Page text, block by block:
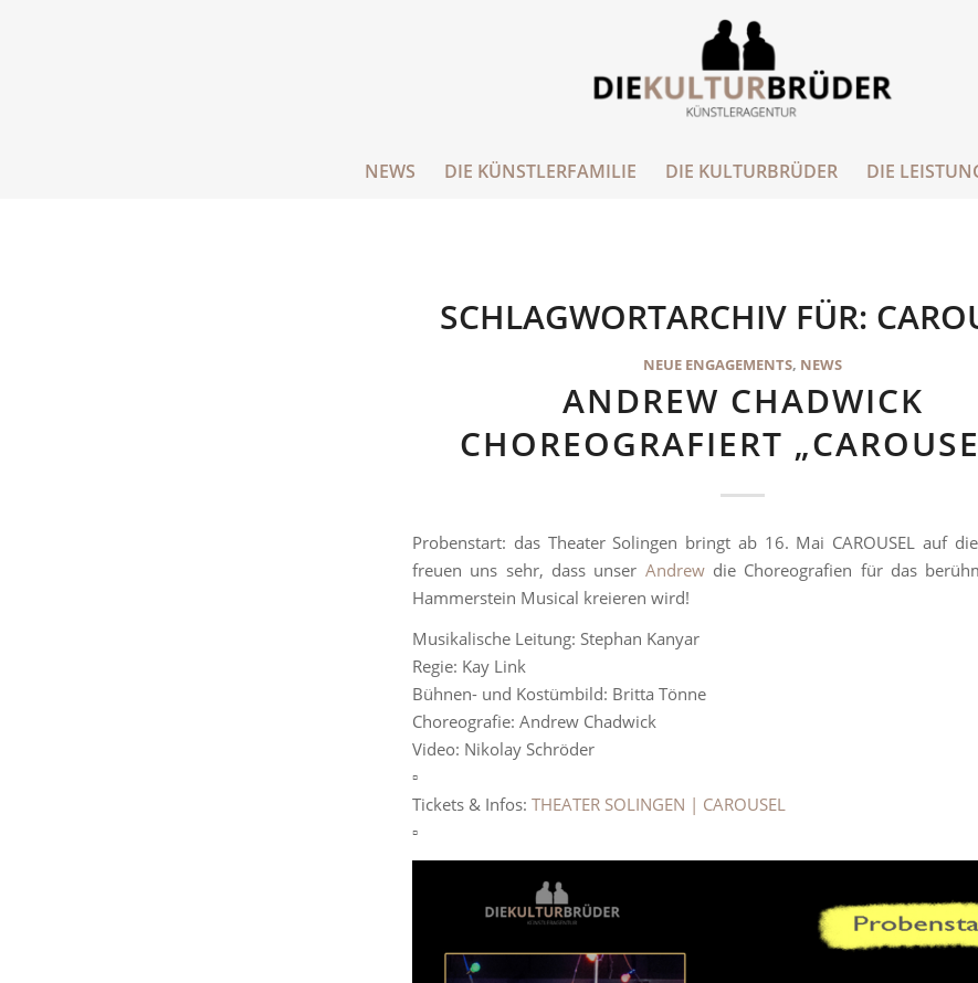
NEWS DIE KÜNSTLERFAMILIE DIE KULTURBRÜDER DIE
SCHLAGWORTARCHIV FÜR:
NEUE ENGAGEMENTS, NEWS
ANDREW CHADWICK
CHOREOGRAFIERT
Probenstart: das Theater Solingen bringt ab 16. Mai CAROUSEL auf
freuen uns sehr, dass unser Andrewdie Choreografien für das
Hammerstein Musical kreieren wird!
Musikalische Leitung: Stephan Kanyar
Regie: Kay Link
Bühnen- und Kostümbild: Britta Tönne
Choreografie: Andrew Chadwick
Video: Nikolay Schröder
▫️
Tickets & Infos: THEATER SOLINGEN | CAROUSEL
▫️